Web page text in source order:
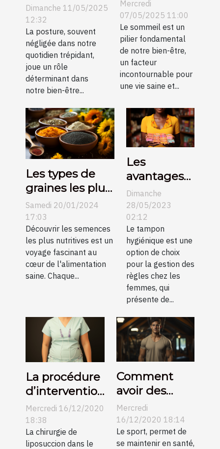
votre posture
et prévenir les
douleurs
dorsales grâce
à des
techniques
ergonomiques
simples
Dimanche 11/05/2025
12:32
La posture, souvent
négligée dans notre
quotidien trépidant,
joue un rôle
déterminant dans
notre bien-être...
pour
améliorer la
qualité de
vos nuits
Mercredi
07/05/2025 11:00
Le sommeil est un
pilier fondamental
de notre bien-être,
un facteur
incontournable pour
une vie saine et...
Les types de
graines les plus
nutritifs et leurs
portions
recommandées
Samedi 20/01/2024
17:03
Découvrir les semences
les plus nutritives est un
voyage fascinant au
cœur de l'alimentation
saine. Chaque...
Les
avantages
du tampon
hygiénique :
une
solution
pratique et
fiable
Dimanche
28/05/2023
02:12
Le tampon
hygiénique est une
option de choix
pour la gestion des
règles chez les
femmes, qui
présente de...
La procédure
d’intervention
de
liposuccion :
Que savoir ?
Mercredi 16/12/2020
18:38
La chirurgie de
liposuccion dans le
Comment
avoir des
abdos ?
Mercredi
16/12/2020 18:14
Le sport, permet de
se maintenir en santé,